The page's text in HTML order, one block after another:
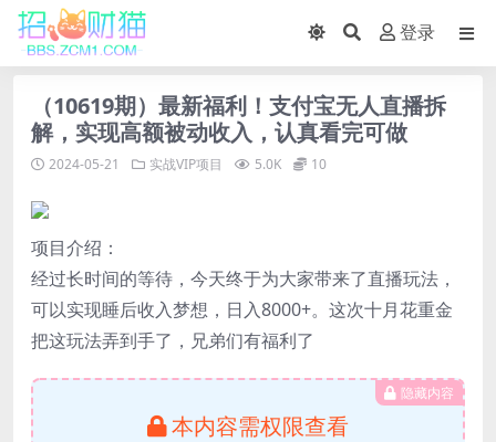
登录
（10619期）最新福利！支付宝无人直播拆
解，实现高额被动收入，认真看完可做
2024-05-21 实战VIP项目 5.0K 10
项目介绍：
经过长时间的等待，今天终于为大家带来了直播玩法，
可以实现睡后收入梦想，日入8000+。这次十月花重金
把这玩法弄到手了，兄弟们有福利了
隐藏内容
本内容需权限查看